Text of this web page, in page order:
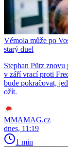
Vémola může po
starý duel
Stephan Pütz
v září vrací proti
bude pokračovat,
ožít.
MMAMAG.cz
dnes, 11:19
1 min